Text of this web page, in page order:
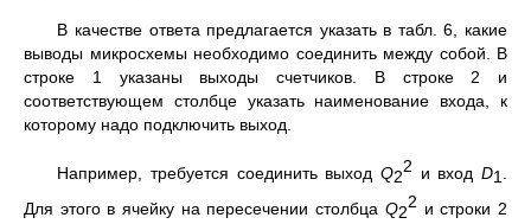
В качестве ответа предлагается указать в табл. 6, какие
выводы микросхемы необходимо соединить между собой. В
строке 1 указаны выходы счетчиков. В строке 2 и
соответствующем столбце указать наименование входа, к
которому надо подключить выход.
Например, требуется соединить выходQ2
2 и входD1
Для этого в ячейку на пересечении столбца Q2
2 и строки 2